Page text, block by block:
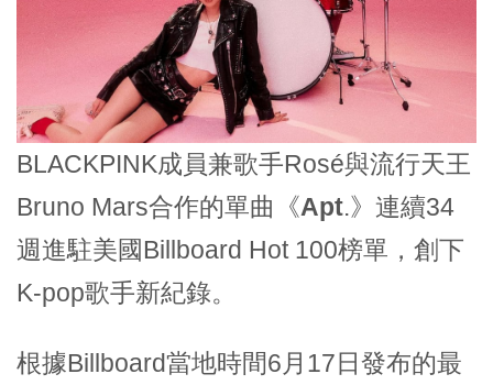
BLACKPINK成員兼歌手Rosé與流行天王
Bruno Mars合作的單曲《Apt.》連續34
週進駐美國Billboard Hot 100榜單，創下
K-pop歌手新紀錄。
根據Billboard當地時間6月17日發布的最